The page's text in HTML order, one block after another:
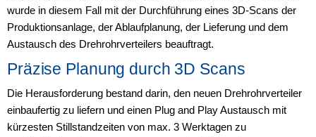
wurde in diesem Fall mit der Durchführung eines 3D-Scans der
Produktionsanlage, der Ablaufplanung, der Lieferung und dem
Austausch des Drehrohrverteilers beauftragt.
Präzise Planung durch 3D Scans
Die Herausforderung bestand darin, den neuen Drehrohrverteiler
einbaufertig zu liefern und einen Plug and Play Austausch mit
kürzesten Stillstandzeiten von max. 3 Werktagen zu